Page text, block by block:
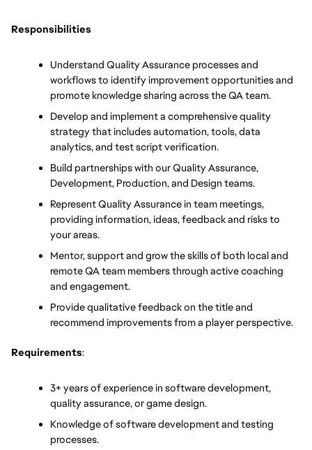
Responsibilities
Understand Quality Assurance processes and
workflows to identify improvement opportunities and
promote knowledge sharing across the QA team.
Develop and implement a comprehensive quality
strategy that includes automation, tools, data
analytics, and test script verification.
Build partnerships with our Quality Assurance,
Development, Production, and Design teams.
Represent Quality Assurance in team meetings,
providing information, ideas, feedback and risks to
your areas.
Mentor, support and grow the skills of both local and
remote QA team members through active coaching
and engagement.
Provide qualitative feedback on the title and
recommend improvements from a player perspective.
Requirements:
3+ years of experience in software development,
quality assurance, or game design.
Knowledge of software development and testing
processes.